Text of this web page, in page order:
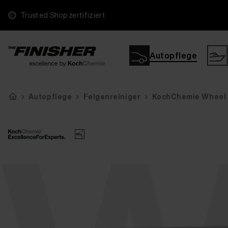
Trusted Shop zertifiziert
Autopflege
Autopflege Felgenreiniger KochChemie